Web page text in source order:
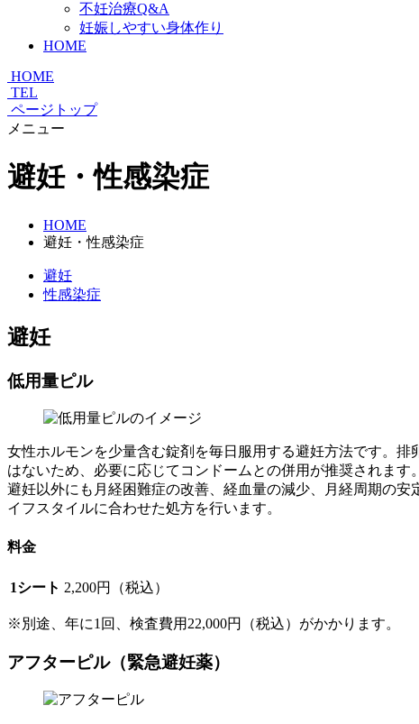
不妊治療Q&A
妊娠しやすい身体作り
HOME
HOME
TEL
ページトップ
メニュー
避妊・性感染症
HOME
避妊・性感染症
避妊
性感染症
避妊
低用量ピル
女性ホルモンを少量含む錠剤を毎日服用する避妊方法です。
はないため、必要に応じてコンドームとの併用が推奨されます。
避妊以外にも月経困難症の改善、経血量の減少、月経周期の
イフスタイルに合わせた処方を行います。
料金
1シート 2,200円（税込）
※別途、年に1回、検査費用22,000円（税込）がかかります。
アフターピル（緊急避妊薬）